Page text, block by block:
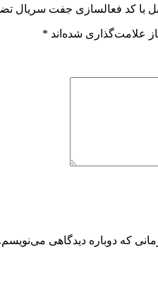
با کد فعالسازی جفت سریال
علامت‌گذاری شده‌اند *
که دوباره دیدگاهی می‌نویسم.